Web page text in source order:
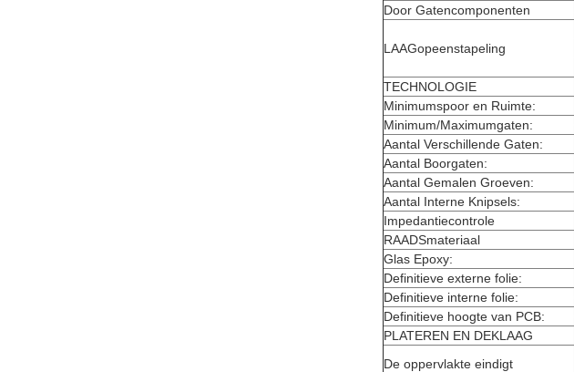
Door Gatencomponenten
LAAGopeenstapeling
TECHNOLOGIE
Minimumspoor en Ruimte:
Minimum/Maximumgaten:
Aantal Verschillende Gaten:
Aantal Boorgaten:
Aantal Gemalen Groeven:
Aantal Interne Knipsels:
Impedantiecontrole
RAADSmateriaal
Glas Epoxy:
Definitieve externe folie:
Definitieve interne folie:
Definitieve hoogte van PCB:
PLATEREN EN DEKLAAG
De oppervlakte eindigt